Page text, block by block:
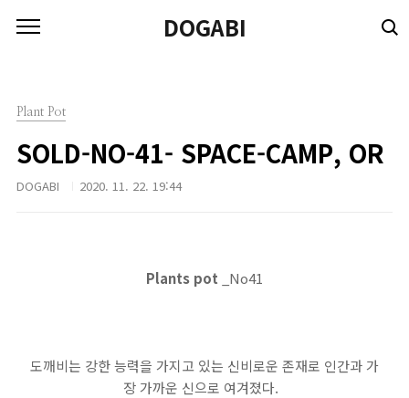
DOGABI
Plant Pot
SOLD-NO-41- SPACE-CAMP, OR
DOGABI 2020. 11. 22. 19:44
Plants pot _No41
도깨비는 강한 능력을 가지고 있는 신비로운 존재로 인간과 가
장 가까운 신으로 여겨졌다.